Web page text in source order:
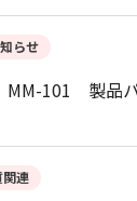
らせ
101 製品
関連